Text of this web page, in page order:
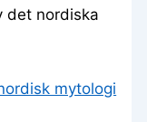
det nordiska
mytologi